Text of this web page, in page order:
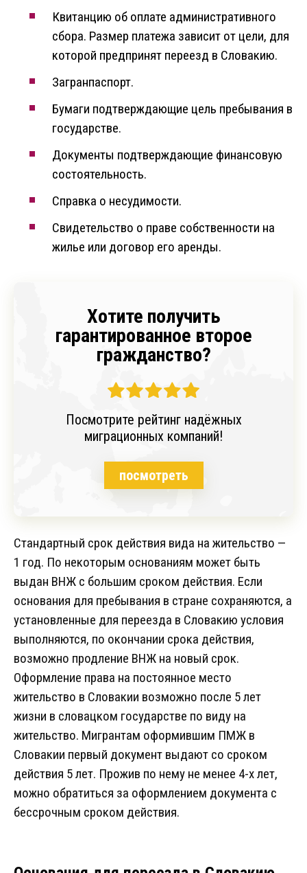
Квитанцию об оплате административного
сбора. Размер платежа зависит от цели, для
которой предпринят переезд в Словакию.
Загранпаспорт.
Бумаги подтверждающие цель пребывания в
государстве.
Документы подтверждающие финансовую
состоятельность.
Справка о несудимости.
Свидетельство о праве собственности на
жилье или договор его аренды.
Хотите получить
гарантированное второе
гражданство?
Посмотрите рейтинг надёжных
миграционных компаний!
посмотреть
Стандартный срок действия вида на жительство —
1 год. По некоторым основаниям может быть
выдан ВНЖ с большим сроком действия. Если
основания для пребывания в стране сохраняются, а
установленные для переезда в Словакию условия
выполняются, по окончании срока действия,
возможно продление ВНЖ на новый срок.
Оформление права на постоянное место
жительство в Словакии возможно после 5 лет
жизни в словацком государстве по виду на
жительство. Мигрантам оформившим ПМЖ в
Словакии первый документ выдают со сроком
действия 5 лет. Прожив по нему не менее 4-х лет,
можно обратиться за оформлением документа с
бессрочным сроком действия.